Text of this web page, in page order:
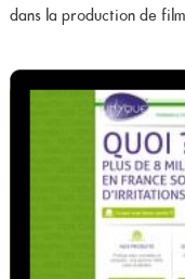
dans la production de